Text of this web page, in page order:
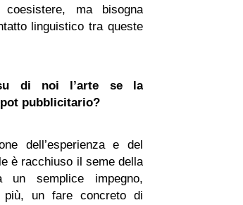
ma bisogna
linguistico tra queste
di noi l’arte se la
pubblicitario?
dell’esperienza e del
è racchiuso il seme della
un semplice impegno,
un fare concreto di